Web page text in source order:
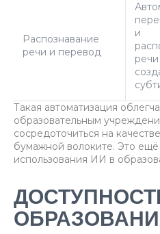
Распознавание
речи и перевод
и
Такая автоматизация
образовательным
сосредоточиться на
бумажной волоките. Это
использования ИИ в